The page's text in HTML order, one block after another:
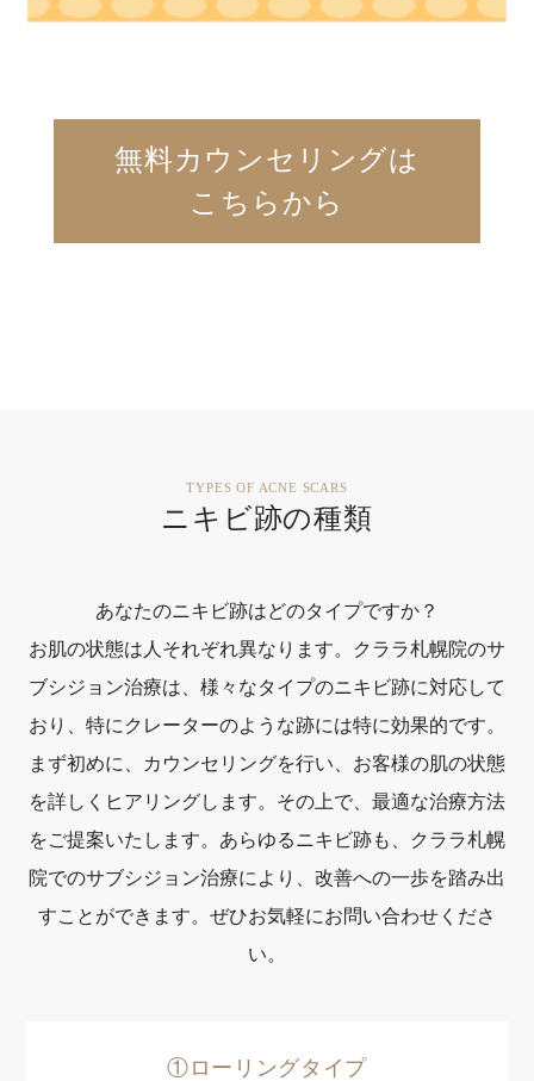
無料カウンセリングは
こちらから
TYPES OF ACNE SCARS
ニキビ跡の種類
あなたのニキビ跡はどのタイプですか？
お肌の状態は人それぞれ異なります。クララ札幌院のサ
ブシジョン治療は、様々なタイプのニキビ跡に対応して
おり、特にクレーターのような跡には特に効果的です。
まず初めに、カウンセリングを行い、お客様の肌の状態
を詳しくヒアリングします。その上で、最適な治療方法
をご提案いたします。あらゆるニキビ跡も、クララ札幌
院でのサブシジョン治療により、改善への一歩を踏み出
すことができます。ぜひお気軽にお問い合わせくださ
い。
①ローリングタイプ